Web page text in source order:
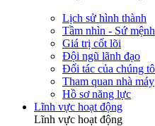
Lịch sử hình thành
Tầm nhìn - Sứ mệnh
Giá trị cốt lõi
Đội ngũ lãnh đạo
Đối tác của chúng
Tham quan nhà máy
Hồ sơ năng lực
Lĩnh vực hoạt động
Lĩnh vực hoạt động